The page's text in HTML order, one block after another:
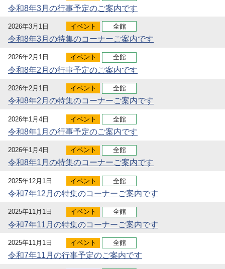
令和8年3月の行事予定のご案内です
2026年3月1日 イベント 全館
令和8年3月の特集のコーナーご案内です
2026年2月1日 イベント 全館
令和8年2月の行事予定のご案内です
2026年2月1日 イベント 全館
令和8年2月の特集のコーナーご案内です
2026年1月4日 イベント 全館
令和8年1月の行事予定のご案内です
2026年1月4日 イベント 全館
令和8年1月の特集のコーナーご案内です
2025年12月1日 イベント 全館
令和7年12月の特集のコーナーご案内です
2025年11月1日 イベント 全館
令和7年11月の特集のコーナーご案内です
2025年11月1日 イベント 全館
令和7年11月の行事予定のご案内です